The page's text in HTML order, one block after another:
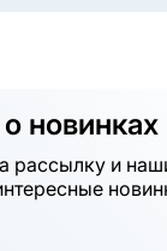
о
рассылку и